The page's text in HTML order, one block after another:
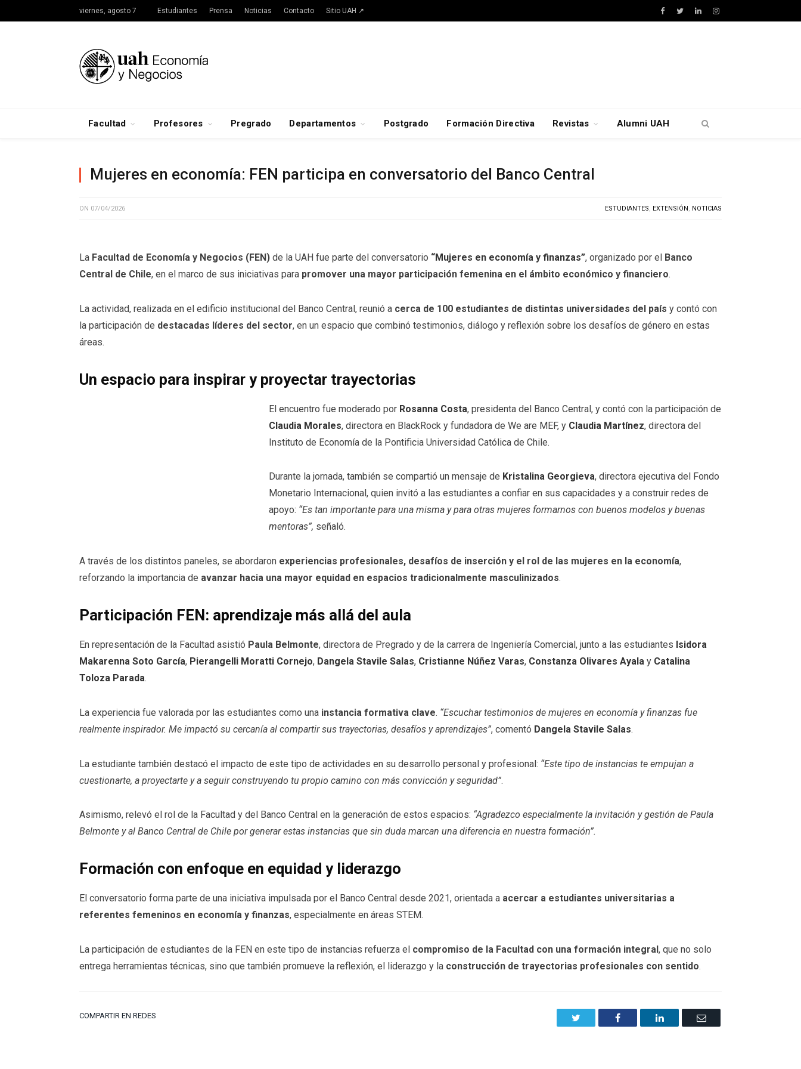
viernes, agosto 7 Estudiantes Prensa Noticias Contacto Sitio UAH ↗ Facebook
TwitterLinkedInInstagram
Facultad Profesores Pregrado Departamentos Postgrado Formación Directiva Revistas Alumni UAH
Mujeres en economía: FEN participa en conversatorio del Banco Central
ON 07/04/2026 ESTUDIANTES, EXTENSIÓN, NOTICIAS
La Facultad de Economía y Negocios (FEN) de la UAH fue parte del conversatorio “Mujeres en economía y finanzas”, organizado por el Banco
Central de Chile, en el marco de sus iniciativas para promover una mayor participación femenina en el ámbito económico y financiero.
La actividad, realizada en el edificio institucional del Banco Central, reunió a cerca de 100 estudiantes de distintas universidades del país y contó con
la participación de destacadas líderes del sector, en un espacio que combinó testimonios, diálogo y reflexión sobre los desafíos de género en estas
áreas.
Un espacio para inspirar y proyectar trayectorias
El encuentro fue moderado por Rosanna Costa, presidenta del Banco Central, y contó con la participación de
Claudia Morales, directora en BlackRock y fundadora de We are MEF, y Claudia Martínez, directora del
Instituto de Economía de la Pontificia Universidad Católica de Chile.
Durante la jornada, también se compartió un mensaje de Kristalina Georgieva, directora ejecutiva del
Fondo
Monetario Internacional , quien invitó a las estudiantes a confiar en sus capacidades y a construir redes de
apoyo: “Es tan importante para una misma y para otras mujeres formarnos con buenos modelos y buenas
mentoras”, señaló.
A través de los distintos paneles, se abordaron experiencias profesionales, desafíos de inserción y el rol de las mujeres en la economía,
reforzando la importancia de avanzar hacia una mayor equidad en espacios tradicionalmente masculinizados.
Participación FEN: aprendizaje más allá del aula
En representación de la Facultad asistió Paula Belmonte, directora de Pregrado y de la carrera de Ingeniería Comercial, junto a las estudiantes Isidora
Makarenna Soto García, Pierangelli Moratti Cornejo, Dangela Stavile Salas, Cristianne Núñez Varas, Constanza Olivares Ayala y Catalina
Toloza Parada.
La experiencia fue valorada por las estudiantes como una instancia formativa clave. “Escuchar testimonios de mujeres en economía y finanzas fue
realmente inspirador. Me impactó su cercanía al compartir sus trayectorias, desafíos y aprendizajes”, comentó Dangela Stavile Salas.
La estudiante también destacó el impacto de este tipo de actividades en su desarrollo personal y profesional: “Este tipo de instancias te empujan a
cuestionarte, a proyectarte y a seguir construyendo tu propio camino con más convicción y seguridad”.
Asimismo, relevó el rol de la Facultad y del Banco Central en la generación de estos espacios: “Agradezco especialmente la invitación y gestión de Paula
Belmonte y al Banco Central de Chile por generar estas instancias que sin duda marcan una diferencia en nuestra formación”.
Formación con enfoque en equidad y liderazgo
El conversatorio forma parte de una iniciativa impulsada por el Banco Central desde 2021, orientada a acercar a estudiantes universitarias a
referentes femeninos en economía y finanzas, especialmente en áreas STEM.
La participación de estudiantes de la FEN en este tipo de instancias refuerza el compromiso de la Facultad con una formación integral, que no solo
entrega herramientas técnicas, sino que también promueve la reflexión, el liderazgo y la construcción de trayectorias profesionales con sentido.
COMPARTIR EN REDES Facebook LinkedIn Email